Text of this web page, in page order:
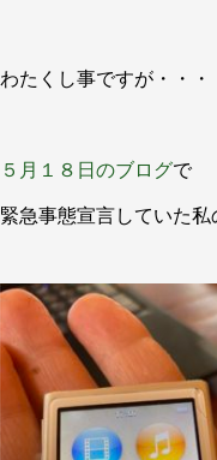
わたくし事ですが・・・
５月１８日のブログで
緊急事態宣言していた